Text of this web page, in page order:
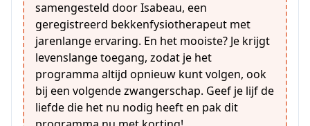
samengesteld door Isabeau, een
geregistreerd bekkenfysiotherapeut met
jarenlange ervaring. En het mooiste? Je krijgt
levenslange toegang, zodat je het
programma altijd opnieuw kunt volgen, ook
bij een volgende zwangerschap. Geef je lijf de
liefde die het nu nodig heeft en pak dit